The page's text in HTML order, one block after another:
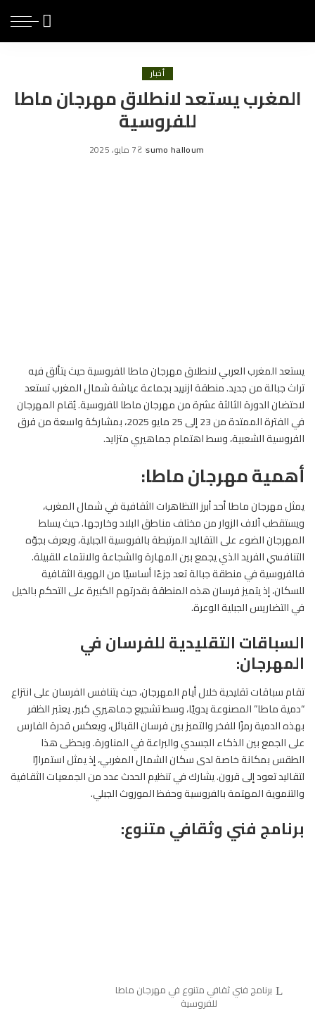
أخبار
المغرب يستعد لانطلاق مهرجان ماطا
للفروسية
Posted
sumo halloum 7 مايو، 2025
يستعد المغرب العربي لانطلاق مهرجان ماطاللفروسيةحيث يتألق فيه
تراث جبالة من جديد. منطقة ازنييد بجماعة عياشة شمال المغرب تستعد
لاحتضان الدورة الثالثة عشرة من مهرجان ماطا للفروسية. يُقام المهرجان
في الفترة الممتدة من 23 إلى 25 مايو 2025، بمشاركة واسعة من فرق
الفروسية الشعبية، وسط اهتمام جماهيري متزايد.
أهمية مهرجان ماطا:
يمثل مهرجان ماطا أحد أبرز التظاهرات الثقافية في شمال المغرب،
ويستقطب آلاف الزوار من مختلف مناطق البلاد وخارجها. حيث يسلط
المهرجان الضوء على التقاليد المرتبطة بالفروسية الجبلية، ويعرف بجوّه
التنافسي الفريد الذي يجمع بين المهارة والشجاعة والانتماء للقبيلة.
فالفروسية في منطقة جبالة تعد جزءًا أساسيًا من الهوية الثقافية
للسكان، إذ يتميز فرسان هذه المنطقة بقدرتهم الكبيرة على التحكم بالخيل
في التضاريس الجبلية الوعرة.
السباقات التقليدية للفرسان في
المهرجان:
تقام سباقات تقليدية خلال أيام المهرجان، حيث يتنافسالفرسانعلى انتزاع
“دمية ماطا” المصنوعة يدويًا، وسط تشجيع جماهيري كبير. يعتبر الظفر
بهذه الدمية رمزًا للفخر والتميز بين فرسان القبائل، ويعكس قدرة الفارس
على الجمع بين الذكاء الجسدي والبراعة في المناورة. ويحظى هذا
الطقس بمكانة خاصة لدى سكان الشمال المغربي، إذ يمثل استمرارًا
لتقاليد تعود إلى قرون. يشارك في تنظيم الحدث عدد من الجمعيات الثقافية
والتنموية المهتمة بالفروسية وحفظ الموروث الجبلي.
برنامج فني وثقافي متنوع:
برنامج فني ثقافي متنوع في مهرجان ماطا
للفروسية